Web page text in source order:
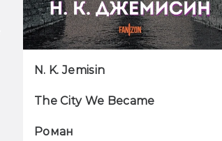
N. K. Jemisin
The City We Became
Роман